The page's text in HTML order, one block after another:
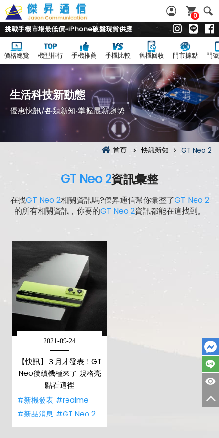
0
挑戰手機市場最低價~iPhone破盤現貨供應
價格總覽 機型排行 手機推薦 手機比較 舊機回收 門市據點 門
生活科技新動態
優惠快訊/各類新知‧掌握最新趨勢
首頁 快訊新知 GT Neo 2
GT Neo 2資訊彙整
在找GT Neo 2相關資訊嗎?傑昇通信幫你彙整了GT Neo 2
的所有相關資訊，你要的GT Neo 2資訊都能在這找到。
2021-09-24
【快訊】３月才發表！GT
Neo後續機種來了 規格亮
點看這裡
#新機發表 #realme
#新品消息 #GT Neo 2